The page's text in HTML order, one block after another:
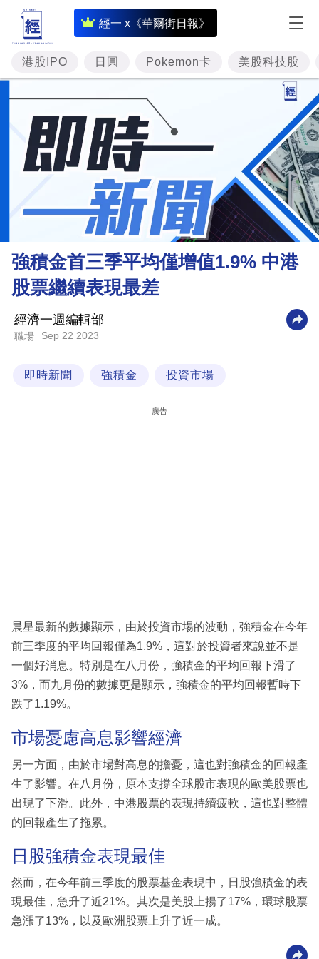
經一 x《華爾街日報》
即
時
財
經
專
題
投
資
樓
市
財
商
業
科
區
港股IPO 日圓 Pokemon卡 美股科技股
強積金首三季平均僅增值1.9% 中港
股票繼續表現最差
經濟一週編輯部
職場 Sep 22 2023
即時新聞 強積金 投資市場
廣告
晨星最新的數據顯示，由於投資市場的波動，強積金在今年
前三季度的平均回報僅為1.9%，這對於投資者來說並不是
一個好消息。特別是在八月份，強積金的平均回報下滑了
3%，而九月份的數據更是顯示，強積金的平均回報暫時下
跌了1.19%。
市場憂慮高息影響經濟
另一方面，由於市場對高息的擔憂，這也對強積金的回報產
生了影響。在八月份，原本支撐全球股市表現的歐美股票也
出現了下滑。此外，中港股票的表現持續疲軟，這也對整體
的回報產生了拖累。
日股強積金表現最佳
然而，在今年前三季度的股票基金表現中，日股強積金的表
現最佳，急升了近21%。其次是美股上揚了17%，環球股票
急漲了13%，以及歐洲股票上升了近一成。